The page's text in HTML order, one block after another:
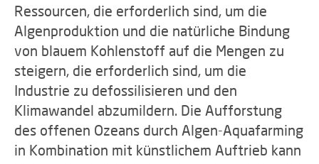
Ressourcen, die erforderlich sind, um die
Algenproduktion und die natürliche Bindung
von blauem Kohlenstoff auf die Mengen zu
steigern, die erforderlich sind, um die
Industrie zu defossilisieren und den
Klimawandel abzumildern. Die Aufforstung
des offenen Ozeans durch Algen-Aquafarming
in Kombination mit künstlichem Auftrieb kann